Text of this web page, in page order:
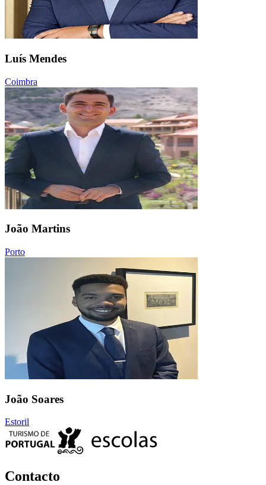
Luís Mendes
Coimbra
João Martins
Porto
João Soares
Estoril
Contacto